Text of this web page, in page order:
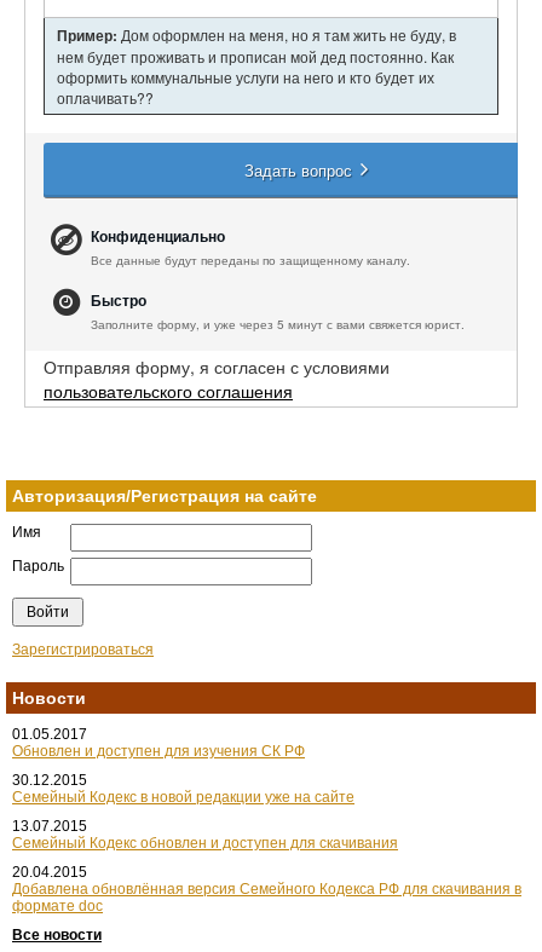
Пример: Дом оформлен на меня, но я там жить не буду, в
нем будет проживать и прописан мой дед постоянно. Как
оформить коммунальные услуги на него и кто будет их
оплачивать??
Задать вопрос
Конфиденциально
Все данные будут переданы по защищенному каналу.
Быстро
Заполните форму, и уже через 5 минут с вами свяжется юрист.
Отправляя форму, я согласен с условиями
пользовательского соглашения
Авторизация/Регистрация на сайте
Имя
Пароль
Зарегистрироваться
Новости
01.05.2017
Обновлен и доступен для изучения СК РФ
30.12.2015
Семейный Кодекс в новой редакции уже на сайте
13.07.2015
Семейный Кодекс обновлен и доступен для скачивания
20.04.2015
Добавлена обновлённая версия Семейного Кодекса РФ для скачивания в
формате doc
Все новости